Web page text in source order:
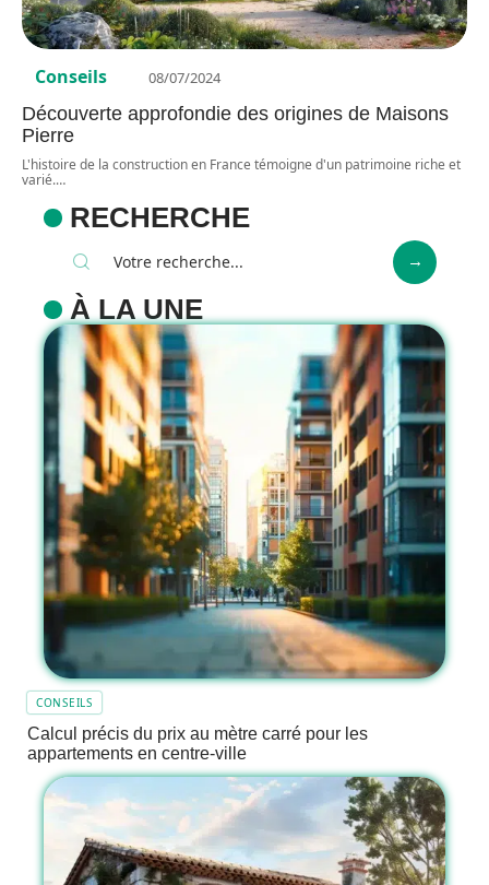
Conseils 08/07/2024
Découverte approfondie des origines de Maisons
Pierre
L'histoire de la construction en France témoigne d'un patrimoine riche et
varié.…
RECHERCHE
À LA UNE
CONSEILS
Calcul précis du prix au mètre carré pour les
appartements en centre-ville